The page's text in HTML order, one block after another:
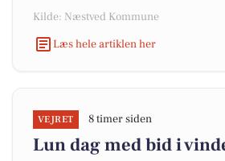
Kilde: Næstved Kommune
Læs hele artiklen her
VEJRET 8 timer siden
Lun dag med bid i